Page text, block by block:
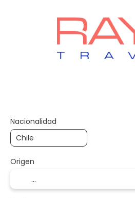
Nacionalidad
Origen